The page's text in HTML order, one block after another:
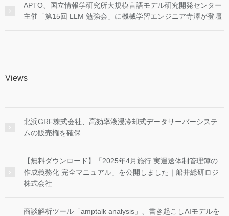
APTO、国立情報学研究所大規模言語モデル研究開発センター
主催「第15回 LLM 勉強会」に機械学習エンジニア寺澤が登壇
Views
北浜GRF株式会社、高効率液浸冷却式データサーバーシステ
ムの販売権を確保
【無料ダウンロード】「2025年4月施行 実運送体制管理簿の
作成義務化 完全マニュアル」を公開しました｜船井総研ロジ
株式会社
商談解析ツール「amptalk analysis」、書き起こしAIモデルを